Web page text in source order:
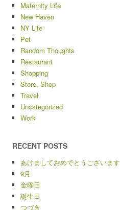
Maternity Life
New Haven
NY Life
Pet
Random Thoughts
Restaurant
Shopping
Store, Shop
Travel
Uncategorized
Work
RECENT POSTS
あけましておめでとうございます
9月
金曜日
誕生日
つづき